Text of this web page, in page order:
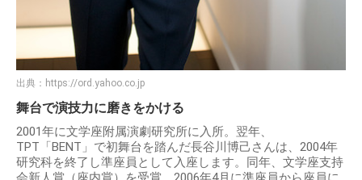
出典： https://ord.yahoo.co.jp
舞台で演技力に磨きをかける
2001年に文学座附属演劇研究所に入所。翌年、
TPT「BENT」で初舞台を踏んだ長谷川博己さんは、2004年
研究科を終了し準座員として入座します。同年、文学座支持